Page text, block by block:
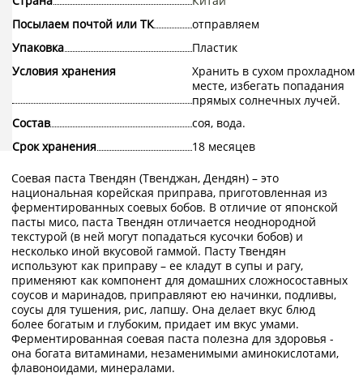
Посылаем почтой или ТК
отправляем
Упаковка
Пластик
Условия хранения
Хранить в сухом прохладном
месте, избегать попадания
прямых солнечных лучей.
Состав
соя, вода.
Срок хранения
18 месяцев
Соевая паста Твендян (Твенджан, Дендян) – это
национальная корейская приправа, приготовленная из
ферментированных соевых бобов. В отличие от японской
пасты мисо, паста Твендян отличается неоднородной
текстурой (в ней могут попадаться кусочки бобов) и
несколько иной вкусовой гаммой. Пасту Твендян
используют как приправу – ее кладут в супы и рагу,
применяют как компонент для домашних сложносоставных
соусов и маринадов, приправляют ею начинки, подливы,
соусы для тушения, рис, лапшу. Она делает вкус блюд
более богатым и глубоким, придает им вкус умами.
Ферментированная соевая паста полезна для здоровья -
она богата витаминами, незаменимыми аминокислотами,
флавоноидами, минералами.